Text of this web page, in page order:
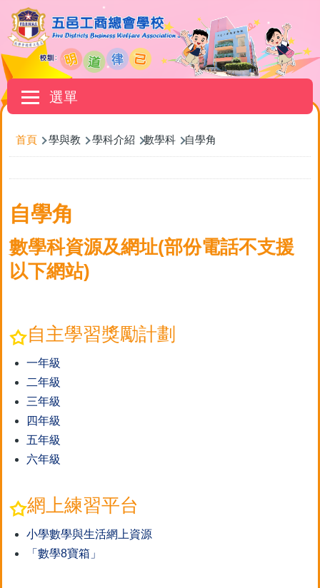
移至主內容
選單
Main
navigation
首頁 學與教 學科介紹 數學科 自學角
航
連
結
自學角
數學科資源及網址(部份電話不支援
以下網站)
自主學習獎勵計劃
一年級
二年級
三年級
四年級
五年級
六年級
網上練習平台
小學數學與生活網上資源
「數學8寶箱」